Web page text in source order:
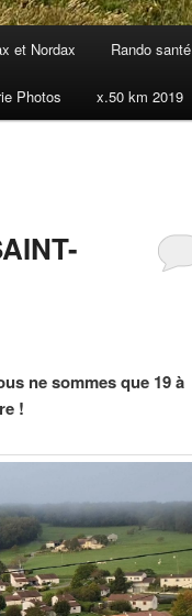
et Nordax Rando santé
Photos x.50 km 2019
ne sommes que 19 à
!